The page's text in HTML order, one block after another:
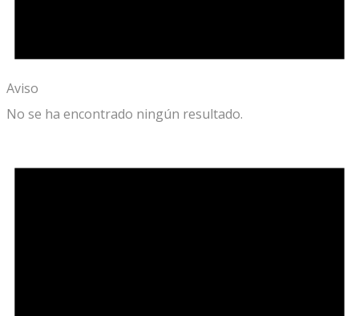
Aviso
No se ha encontrado ningún resultado.